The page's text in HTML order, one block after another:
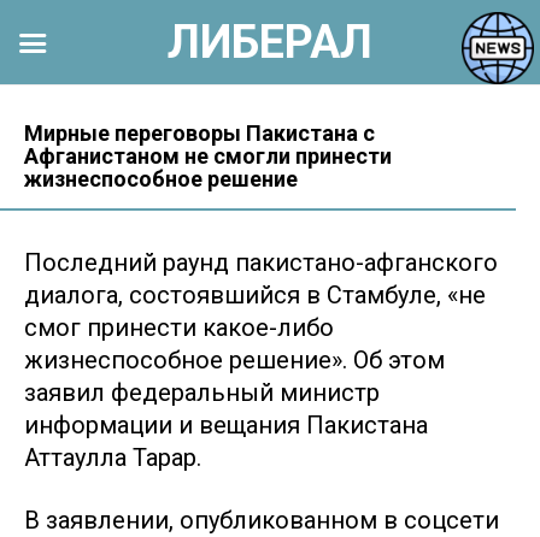
контенту
Мирные переговоры Пакистана с
Афганистаном не смогли принести
жизнеспособное решение
Последний раунд пакистано-афганского
диалога, состоявшийся в Стамбуле, «не
смог принести какое-либо
жизнеспособное решение». Об этом
заявил федеральный министр
информации и вещания Пакистана
Аттаулла Тарар.
В заявлении, опубликованном в соцсети
ЛИБЕРАЛ